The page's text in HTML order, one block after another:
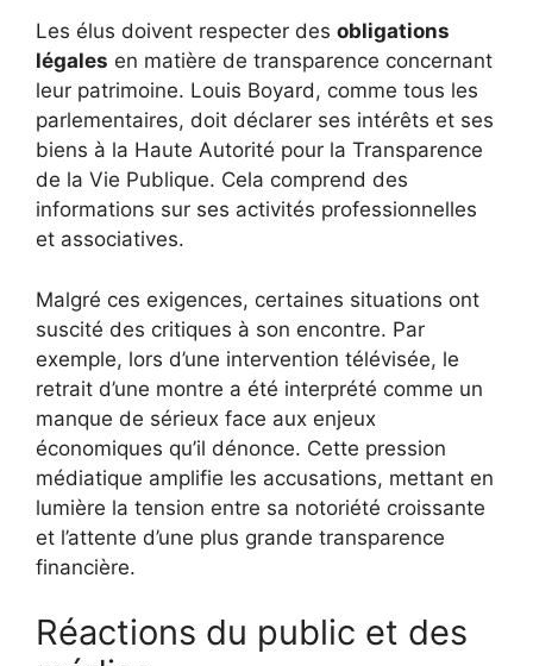
Les élus doivent respecter des obligations
légales en matière de transparence concernant
leur patrimoine. Louis Boyard, comme tous les
parlementaires, doit déclarer ses intérêts et ses
biens à la Haute Autorité pour la Transparence
de la Vie Publique. Cela comprend des
informations sur ses activités professionnelles
et associatives.
Malgré ces exigences, certaines situations ont
suscité des critiques à son encontre. Par
exemple, lors d’une intervention télévisée, le
retrait d’une montre a été interprété comme un
manque de sérieux face aux enjeux
économiques qu’il dénonce. Cette pression
médiatique amplifie les accusations, mettant en
lumière la tension entre sa notoriété croissante
et l’attente d’une plus grande transparence
financière.
Réactions du public et des